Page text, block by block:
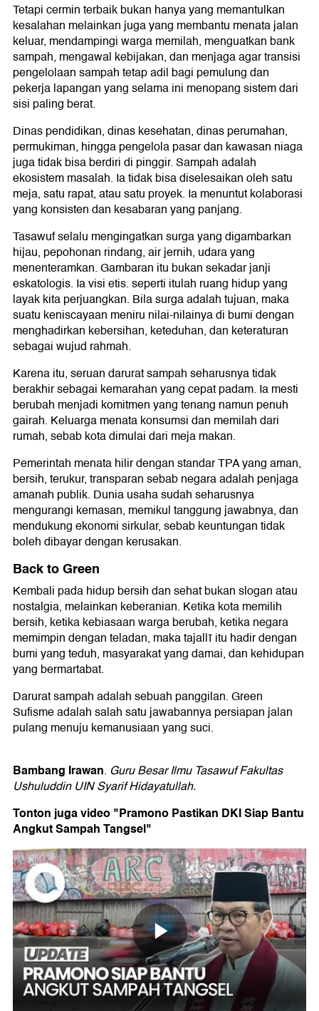
Tetapi cermin terbaik bukan hanya yang memantulkan
kesalahan melainkan juga yang membantu menata jalan
keluar, mendampingi warga memilah, menguatkan bank
sampah, mengawal kebijakan, dan menjaga agar transisi
pengelolaan sampah tetap adil bagi pemulung dan
pekerja lapangan yang selama ini menopang sistem dari
sisi paling berat.
Dinas pendidikan, dinas kesehatan, dinas perumahan,
permukiman, hingga pengelola pasar dan kawasan niaga
juga tidak bisa berdiri di pinggir. Sampah adalah
ekosistem masalah. Ia tidak bisa diselesaikan oleh satu
meja, satu rapat, atau satu proyek. Ia menuntut kolaborasi
yang konsisten dan kesabaran yang panjang.
Tasawuf selalu mengingatkan surga yang digambarkan
hijau, pepohonan rindang, air jernih, udara yang
menenteramkan. Gambaran itu bukan sekadar janji
eskatologis. Ia visi etis. seperti itulah ruang hidup yang
layak kita perjuangkan. Bila surga adalah tujuan, maka
suatu keniscayaan meniru nilai-nilainya di bumi dengan
menghadirkan kebersihan, keteduhan, dan keteraturan
sebagai wujud rahmah.
Karena itu, seruan darurat sampah seharusnya tidak
berakhir sebagai kemarahan yang cepat padam. Ia mesti
berubah menjadi komitmen yang tenang namun penuh
gairah. Keluarga menata konsumsi dan memilah dari
rumah, sebab kota dimulai dari meja makan.
Pemerintah menata hilir dengan standar TPA yang aman,
bersih, terukur, transparan sebab negara adalah penjaga
amanah publik. Dunia usaha sudah seharusnya
mengurangi kemasan, memikul tanggung jawabnya, dan
mendukung ekonomi sirkular, sebab keuntungan tidak
boleh dibayar dengan kerusakan.
Back to Green
Kembali pada hidup bersih dan sehat bukan slogan atau
nostalgia, melainkan keberanian. Ketika kota memilih
bersih, ketika kebiasaan warga berubah, ketika negara
memimpin dengan teladan, maka tajallī itu hadir dengan
bumi yang teduh, masyarakat yang damai, dan kehidupan
yang bermartabat.
Darurat sampah adalah sebuah panggilan. Green
Sufisme adalah salah satu jawabannya persiapan jalan
pulang menuju kemanusiaan yang suci.
Bambang Irawan. Guru Besar Ilmu Tasawuf Fakultas
Ushuluddin UIN Syarif Hidayatullah.
Tonton juga video "Pramono Pastikan DKI Siap Bantu
Angkut Sampah Tangsel"